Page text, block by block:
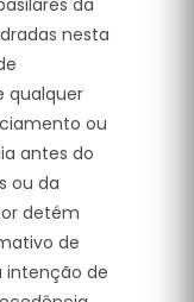
nesta
qualquer
ou
antes do
ou da
detém
de
intenção de